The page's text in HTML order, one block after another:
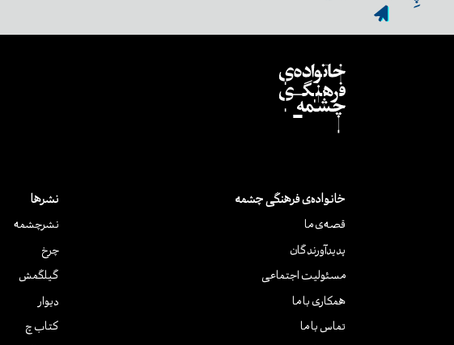
خانواده‌ی فرهنگی چشمه
قصه‌ی ما
پدیدآورندگان
مسئولیت اجتماعی
همکاری با ما
تماس با ما
نشرها
نشر‌چشمه
چرخ
گیلگمش
دیوار
کتاب چ